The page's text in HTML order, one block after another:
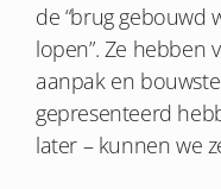
de “brug gebouwd
lopen”. Ze hebben
aanpak en
gepresenteerd
later – kunnen we